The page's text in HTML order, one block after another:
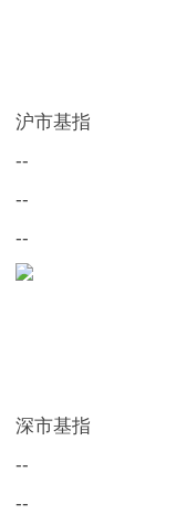
沪市基指
--
--
--
深市基指
--
--